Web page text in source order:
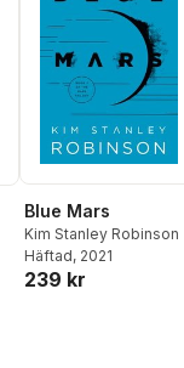
Blue Mars
Kim Stanley Robinson
Häftad, 2021
239 kr